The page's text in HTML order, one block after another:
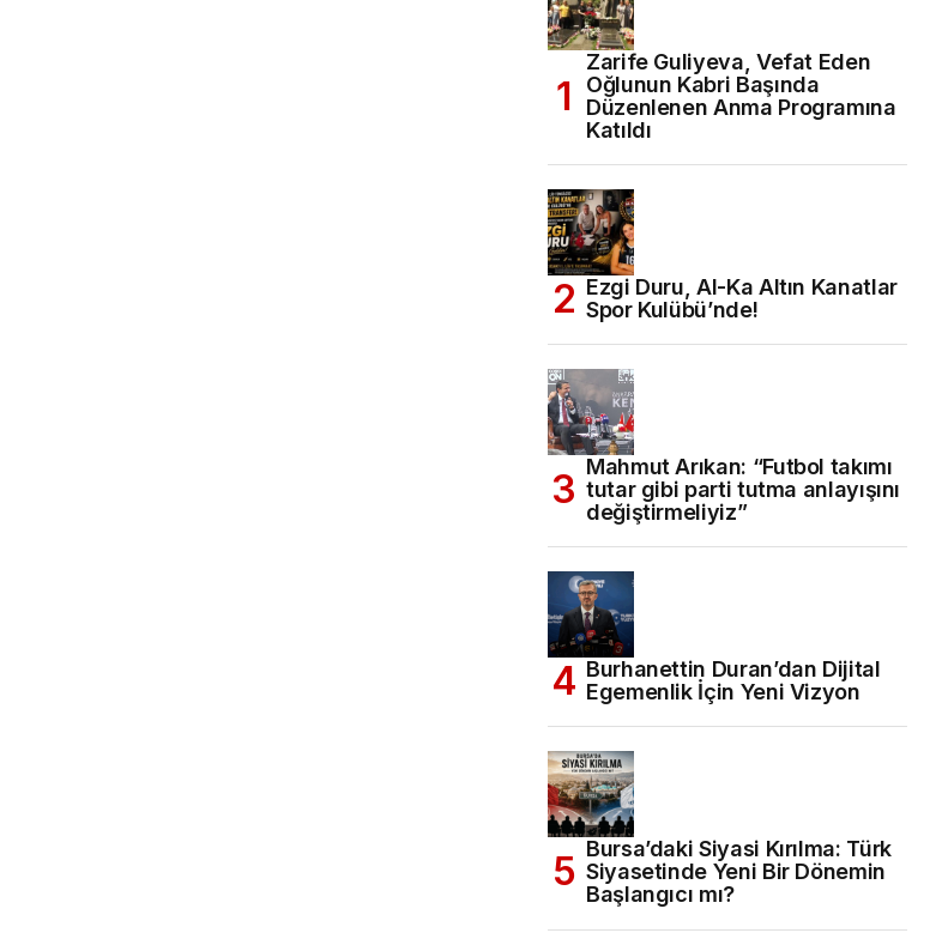
Zarife Guliyeva, Vefat Eden
Oğlunun Kabri Başında
Düzenlenen Anma Programına
Katıldı
Ezgi Duru, Al-Ka Altın Kanatlar
Spor Kulübü’nde!
Mahmut Arıkan: “Futbol takımı
tutar gibi parti tutma anlayışını
değiştirmeliyiz”
Burhanettin Duran’dan Dijital
Egemenlik İçin Yeni Vizyon
Bursa’daki Siyasi Kırılma: Türk
Siyasetinde Yeni Bir Dönemin
Başlangıcı mı?